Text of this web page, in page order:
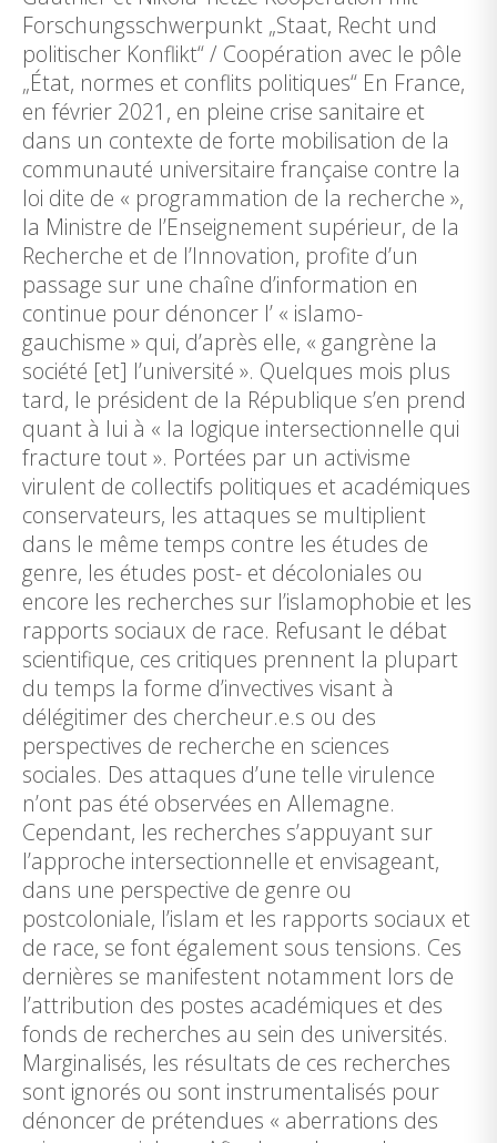
Forschungsschwerpunkt „Staat, Recht und
politischer Konflikt“ / Coopération avec le pôle
„État, normes et conflits politiques“ En France,
en février 2021, en pleine crise sanitaire et
dans un contexte de forte mobilisation de la
communauté universitaire française contre la
loi dite de « programmation de la recherche »,
la Ministre de l’Enseignement supérieur, de la
Recherche et de l’Innovation, profite d’un
passage sur une chaîne d’information en
continue pour dénoncer l’ « islamo-
gauchisme » qui, d’après elle, « gangrène la
société [et] l’université ». Quelques mois plus
tard, le président de la République s’en prend
quant à lui à « la logique intersectionnelle qui
fracture tout ». Portées par un activisme
virulent de collectifs politiques et académiques
conservateurs, les attaques se multiplient
dans le même temps contre les études de
genre, les études post- et décoloniales ou
encore les recherches sur l’islamophobie et les
rapports sociaux de race. Refusant le débat
scientifique, ces critiques prennent la plupart
du temps la forme d’invectives visant à
délégitimer des chercheur.e.s ou des
perspectives de recherche en sciences
sociales. Des attaques d’une telle virulence
n’ont pas été observées en Allemagne.
Cependant, les recherches s’appuyant sur
l’approche intersectionnelle et envisageant,
dans une perspective de genre ou
postcoloniale, l’islam et les rapports sociaux et
de race, se font également sous tensions. Ces
dernières se manifestent notamment lors de
l’attribution des postes académiques et des
fonds de recherches au sein des universités.
Marginalisés, les résultats de ces recherches
sont ignorés ou sont instrumentalisés pour
dénoncer de prétendues « aberrations des